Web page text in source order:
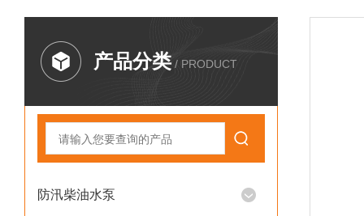
产品分类 / PRODUCT
防汛柴油水泵